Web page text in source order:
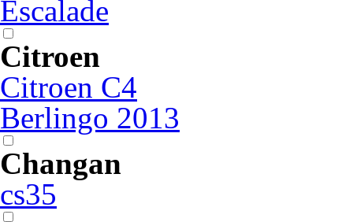
Escalade
Citroen
Citroen C4
Berlingo 2013
Changan
cs35